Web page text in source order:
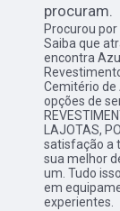
procuram.
Procurou
Saiba que
encontra
Cemitério de
opções de
LAJOTAS,
satisfação a
sua melhor
um. Tudo
em
experientes.